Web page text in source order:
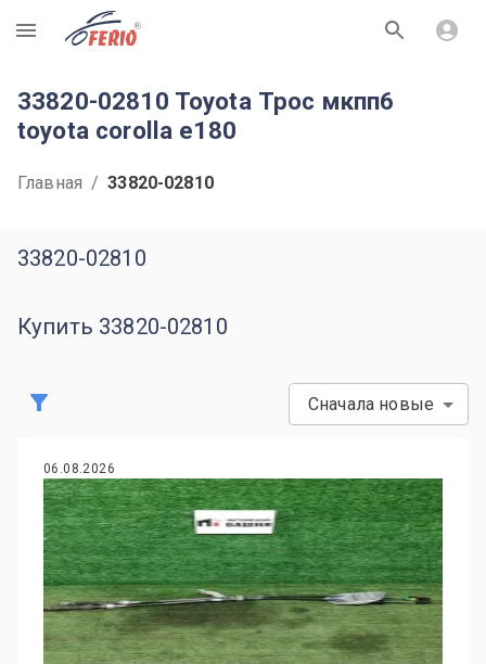
R
33820-02810 Toyota Трос мкпп6
toyota corolla e180
Главная / 33820-02810
33820-02810
Купить 33820-02810
Сначала новые
06.08.2026